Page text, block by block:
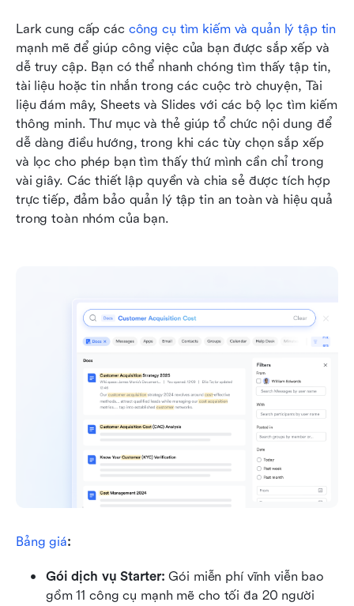
Lark cung cấp các công cụ tìm kiếm và quản lý tập tin
mạnh mẽ để giúp công việc của bạn được sắp xếp và
dễ truy cập. Bạn có thể nhanh chóng tìm thấy tập tin,
tài liệu hoặc tin nhắn trong các cuộc trò chuyện, Tài
liệu đám mây, Sheets và Slides với các bộ lọc tìm kiếm
thông minh. Thư mục và thẻ giúp tổ chức nội dung để
dễ dàng điều hướng, trong khi các tùy chọn sắp xếp
và lọc cho phép bạn tìm thấy thứ mình cần chỉ trong
vài giây. Các thiết lập quyền và chia sẻ được tích hợp
trực tiếp, đảm bảo quản lý tập tin an toàn và hiệu quả
trong toàn nhóm của bạn.
Bảng giá:
Gói dịch vụ Starter: Gói miễn phí vĩnh viễn bao
gồm 11 công cụ mạnh mẽ cho tối đa 20 người